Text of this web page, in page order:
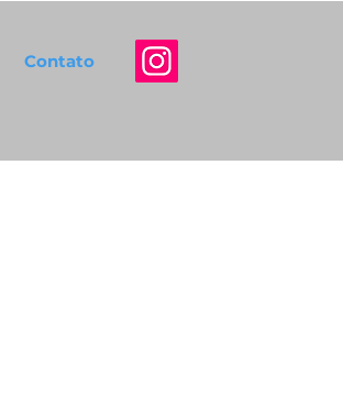
Contato